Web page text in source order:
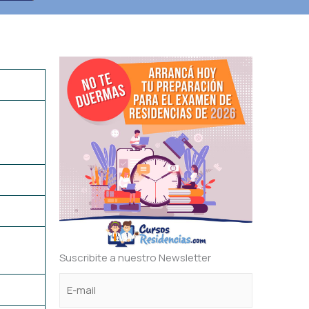
Suscribite a nuestro Newsletter